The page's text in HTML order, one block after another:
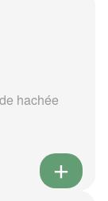
hachée